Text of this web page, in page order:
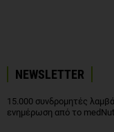
NEWSLETTER
15.000 συνδρομητές
ενημέρωση από το